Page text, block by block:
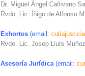
Dr. Miguel Ángel Cañivano
Rvdo. Lic. Íñigo de Alfonso
Exhortos (email:
Rvdo. Lic. Josep Lluís
Asesoría Jurídica (email: